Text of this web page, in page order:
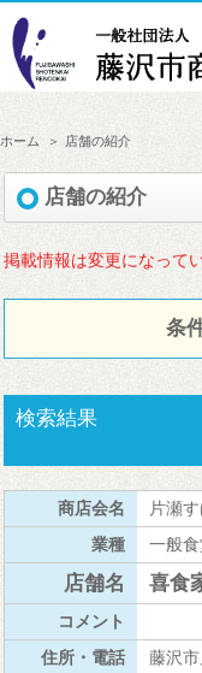
ホーム 店舗の紹介
店舗の紹介
掲載情報は変更になって
条
検索結果
片瀬
一般
喜食
藤沢